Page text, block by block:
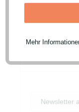
Mehr